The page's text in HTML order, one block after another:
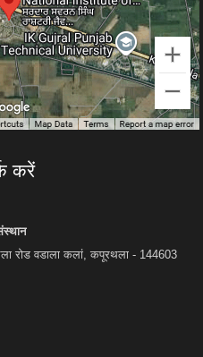
करें
रोड वडाला कलां, कपूरथला - 144603